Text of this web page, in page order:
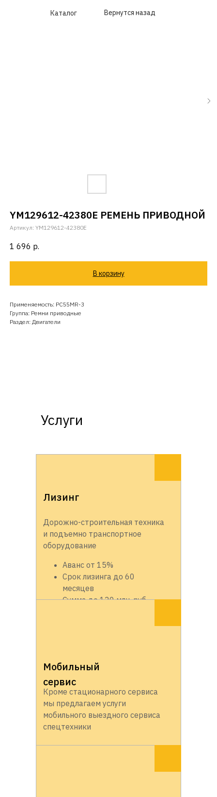
Каталог Вернутся назад
YM129612-42380E РЕМЕНЬ ПРИВОДНОЙ
Артикул: YM129612-42380E
1 696 р.
В корзину
Применяемость: PC55MR-3
Группа: Ремни приводные
Раздел: Двигатели
Услуги
Лизинг
Дорожно-строительная техника
и подъемно транспортное
оборудование
Аванс от 15%
Срок лизинга до 60
месяцев
Сумма до 120 млн. руб.
Мобильный
сервис
Кроме стационарного сервиса
мы предлагаем услуги
мобильного выездного сервиса
спецтехники